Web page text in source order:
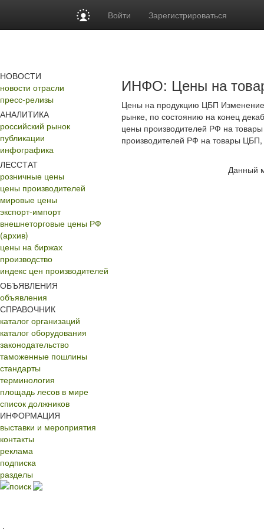
Войти Зарегистрироваться
НОВОСТИ
новости отрасли
пресс-релизы
АНАЛИТИКА
российский рынок
публикации
инфографика
ЛЕССТАТ
розничные цены
цены производителей
мировые цены
экспорт-импорт
внешнеторговые цены РФ
(архив)
цены на биржах
производство
индекс цен производителей
ОБЪЯВЛЕНИЯ
объявления
СПРАВОЧНИК
каталог организаций
каталог оборудования
законодательство
таможенные пошлины
стандарты
терминология
площадь лесов в мире
список должников
ИНФОРМАЦИЯ
выставки и мероприятия
контакты
реклама
подписка
разделы
поиск
ИНФО: Цены на
Цены на продукцию ЦБП
рынке, по состоянию на конец
цены производителей РФ на
производителей РФ на товары
Данный